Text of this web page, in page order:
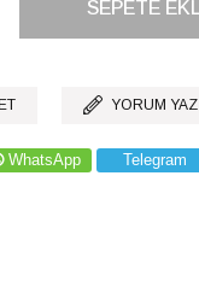
YORUM YAZ
WhatsApp Telegram